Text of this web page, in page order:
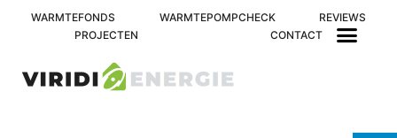
WARMTEFONDS WARMTEPOMPCHECK
REVIEWS
PROJECTEN
CONTACT